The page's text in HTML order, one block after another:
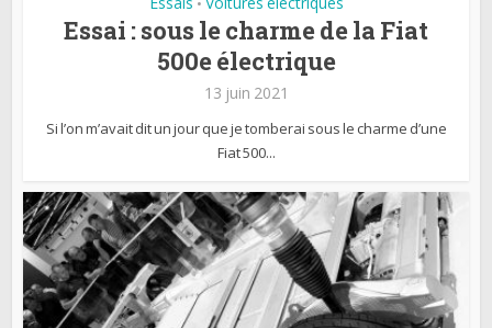
•
Essai : sous le charme de la Fiat
500e électrique
13 juin 2021
Si l’on m’avait dit un jour que je tomberai sous le charme d’une
Fiat 500...